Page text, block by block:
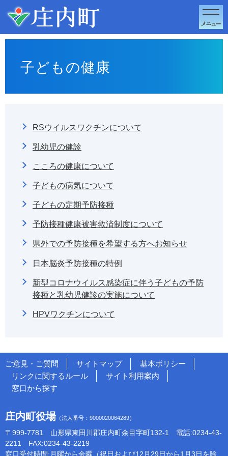
このページの本文へ移動
子どもの健康
RSウイルスワクチンについて
乳幼児の健診
こころの健康について
子どもの病気について
子どもの定期予防接種
予防接種健康被害救済制度について
県外での予防接種を希望する方へお知らせ
日本脳炎予防接種の特例
新型コロナウイルス感染症に伴う子どもの予防
接種と乳幼児健診の実施について
HPVワクチンについて
ご意見・ご質問 サイトマップ
基本ポリシー
リンクに関するルール
サイト利用案内
窓口から探す
庄内町役場（法人番号：9000020064289）
〒999-7781 山形県東田川郡庄内町余目字町132-1 電話:0234-43-
2211 FAX:0234-43-2219
窓口受付時間:月曜から金曜（祝日および12月29日から1月3日を除